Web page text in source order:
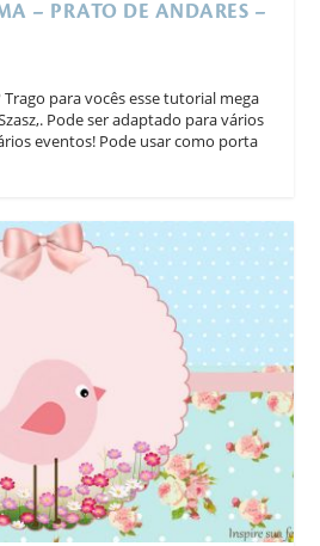
– PRATO DE ANDARES –
para vocês esse tutorial mega
Pode ser adaptado para vários
eventos! Pode usar como porta